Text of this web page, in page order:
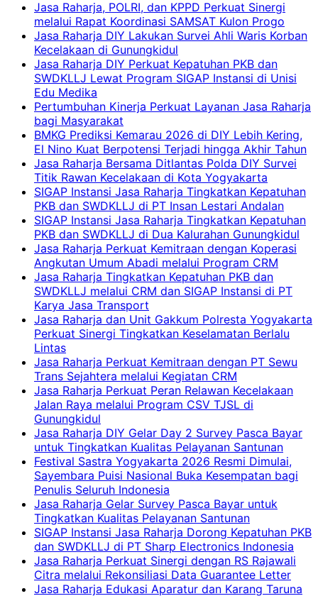
Jasa Raharja, POLRI, dan KPPD Perkuat Sinergi
melalui Rapat Koordinasi SAMSAT Kulon Progo
Jasa Raharja DIY Lakukan Survei Ahli Waris Korban
Kecelakaan di Gunungkidul
Jasa Raharja DIY Perkuat Kepatuhan PKB dan
SWDKLLJ Lewat Program SIGAP Instansi di Unisi
Edu Medika
Pertumbuhan Kinerja Perkuat Layanan Jasa Raharja
bagi Masyarakat
BMKG Prediksi Kemarau 2026 di DIY Lebih Kering,
El Nino Kuat Berpotensi Terjadi hingga Akhir Tahun
Jasa Raharja Bersama Ditlantas Polda DIY Survei
Titik Rawan Kecelakaan di Kota Yogyakarta
SIGAP Instansi Jasa Raharja Tingkatkan Kepatuhan
PKB dan SWDKLLJ di PT Insan Lestari Andalan
SIGAP Instansi Jasa Raharja Tingkatkan Kepatuhan
PKB dan SWDKLLJ di Dua Kalurahan Gunungkidul
Jasa Raharja Perkuat Kemitraan dengan Koperasi
Angkutan Umum Abadi melalui Program CRM
Jasa Raharja Tingkatkan Kepatuhan PKB dan
SWDKLLJ melalui CRM dan SIGAP Instansi di PT
Karya Jasa Transport
Jasa Raharja dan Unit Gakkum Polresta Yogyakarta
Perkuat Sinergi Tingkatkan Keselamatan Berlalu
Lintas
Jasa Raharja Perkuat Kemitraan dengan PT Sewu
Trans Sejahtera melalui Kegiatan CRM
Jasa Raharja Perkuat Peran Relawan Kecelakaan
Jalan Raya melalui Program CSV TJSL di
Gunungkidul
Jasa Raharja DIY Gelar Day 2 Survey Pasca Bayar
untuk Tingkatkan Kualitas Pelayanan Santunan
Festival Sastra Yogyakarta 2026 Resmi Dimulai,
Sayembara Puisi Nasional Buka Kesempatan bagi
Penulis Seluruh Indonesia
Jasa Raharja Gelar Survey Pasca Bayar untuk
Tingkatkan Kualitas Pelayanan Santunan
SIGAP Instansi Jasa Raharja Dorong Kepatuhan PKB
dan SWDKLLJ di PT Sharp Electronics Indonesia
Jasa Raharja Perkuat Sinergi dengan RS Rajawali
Citra melalui Rekonsiliasi Data Guarantee Letter
Jasa Raharja Edukasi Aparatur dan Karang Taruna